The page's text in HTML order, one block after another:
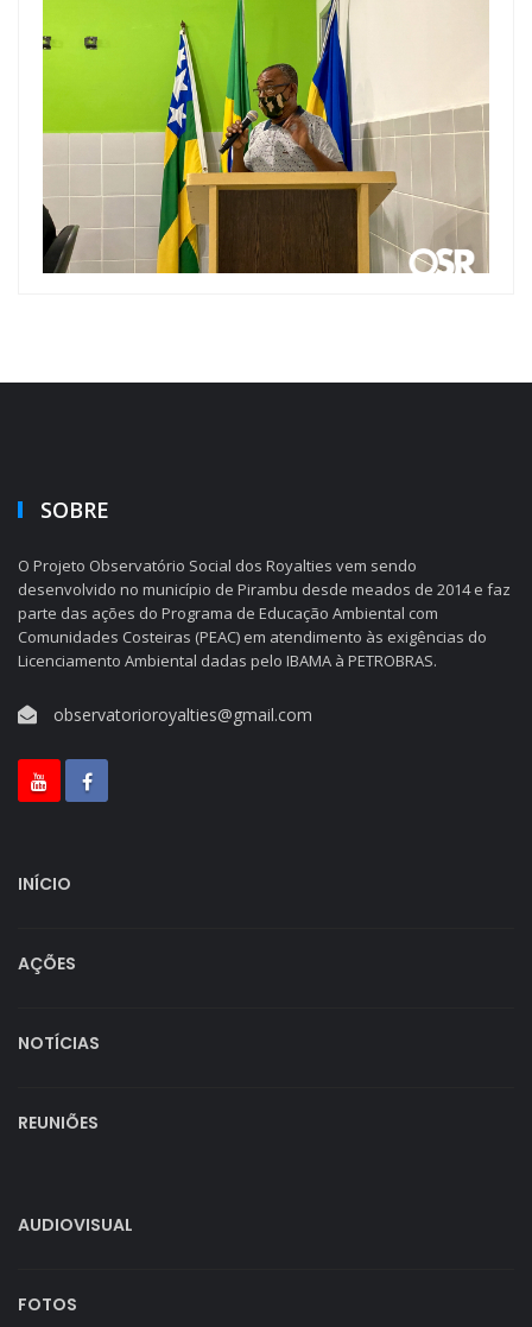
SOBRE
O Projeto Observatório Social dos Royalties vem sendo
desenvolvido no município de Pirambu desde meados de 2014 e faz
parte das ações do Programa de Educação Ambiental com
Comunidades Costeiras (PEAC) em atendimento às exigências do
Licenciamento Ambiental dadas pelo IBAMA à PETROBRAS.
observatorioroyalties@gmail.com
INÍCIO
AÇÕES
NOTÍCIAS
REUNIÕES
AUDIOVISUAL
FOTOS